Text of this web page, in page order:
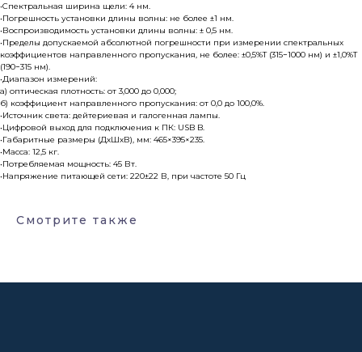
•Спектральная ширина щели: 4 нм.
•Погрешность установки длины волны: не более ±1 нм.
•Воспроизводимость установки длины волны: ± 0,5 нм.
•Пределы допускаемой абсолютной погрешности при измерении спектральных
коэффициентов направленного пропускания, не более: ±0,5%Т (315−1000 нм) и ±1,0%Т
(190−315 нм).
•Диапазон измерений:
а) оптическая плотность: от 3,000 до 0,000;
б) коэффициент направленного пропускания: от 0,0 до 100,0%.
•Источник света: дейтериевая и галогенная лампы.
•Цифровой выход для подключения к ПК: USB B.
•Габаритные размеры (ДхШхВ), мм: 465×395×235.
•Масса: 12,5 кг.
•Потребляемая мощность: 45 Вт.
•Напряжение питающей сети: 220±22 В, при частоте 50 Гц
Смотрите также
Каталог
Лабораторное оборудование
Лабораторная мебель